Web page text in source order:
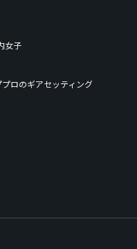
女子
プロのギアセッティング